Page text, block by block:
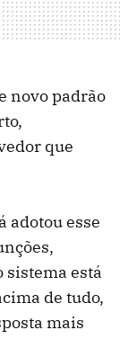
novo padrão
que
adotou esse
sistema está
de tudo,
mais